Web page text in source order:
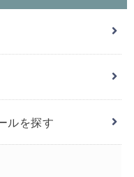
ルを探す